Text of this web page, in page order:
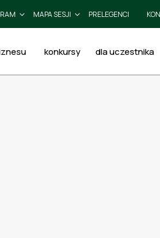
MAPA SESJI PRELEGENCI
konkursy dla uczestnika